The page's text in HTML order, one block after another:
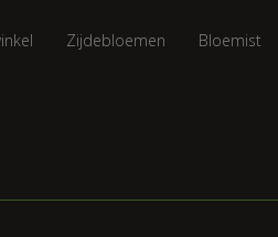
Zijdebloemen Bloemist